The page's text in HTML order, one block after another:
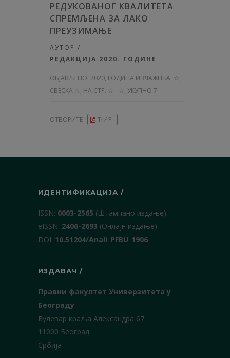
РЕДУКОВАНОГ КВАЛИТЕТА
СПРЕМЉЕНА ЗА ЛАКО
ПРЕУЗИМАЊЕ
АУТОР /
РЕДАКЦИЈА 2020. ГОДИНЕ
ОБЈАВЉЕНО: 2020, ГОДИНА ИЗЛАЖЕЊА: ☆ ,
СВЕСКА ☆, НА СТР. ☆ - ☆, УКУПНО 7
ОТВОРИТЕ ЋИР
ИДЕНТИФИКАЦИЈА /
ISSN: 0003-2565 (Штампано издање)
еISSN: 2406-2693 (Онлајн издање)
DOI: 10.51204/Anali_PFBU_1906
ИЗДАВАЧ /
Правни факултет Универзитета у
Београду
Булевар краља Александра 67
11000 Београд
Србија